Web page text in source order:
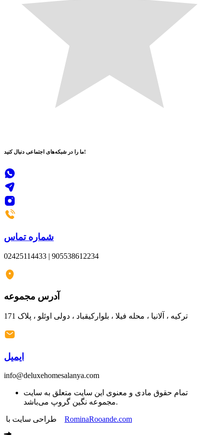
ما را در شبکه‌های اجتماعی دنبال کنید!
شماره تماس
02425114433 | 905538612234
آدرس مجموعه
ایمیل
info@deluxehomesalanya.com
تمام حقوق مادی و معنوی این سایت متعلق به سایت
مجموعه نگین گروپ می‌باشد.
RominaRooande.com